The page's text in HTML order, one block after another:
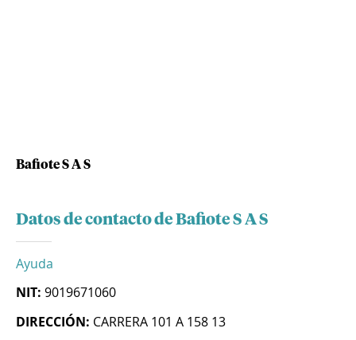
Bafiote S A S
Datos de contacto de Bafiote S A S
Ayuda
NIT: 9019671060
DIRECCIÓN: CARRERA 101 A 158 13